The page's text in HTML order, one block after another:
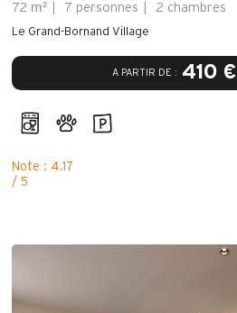
72 m² 7 personnes 2 chambres
A PARTIR DE : 410 €
Le Grand-Bornand Village
Note : 4.17
/ 5